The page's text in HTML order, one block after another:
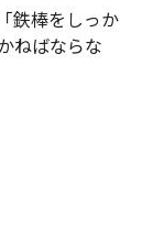
鉄棒をしっか
ねばならな